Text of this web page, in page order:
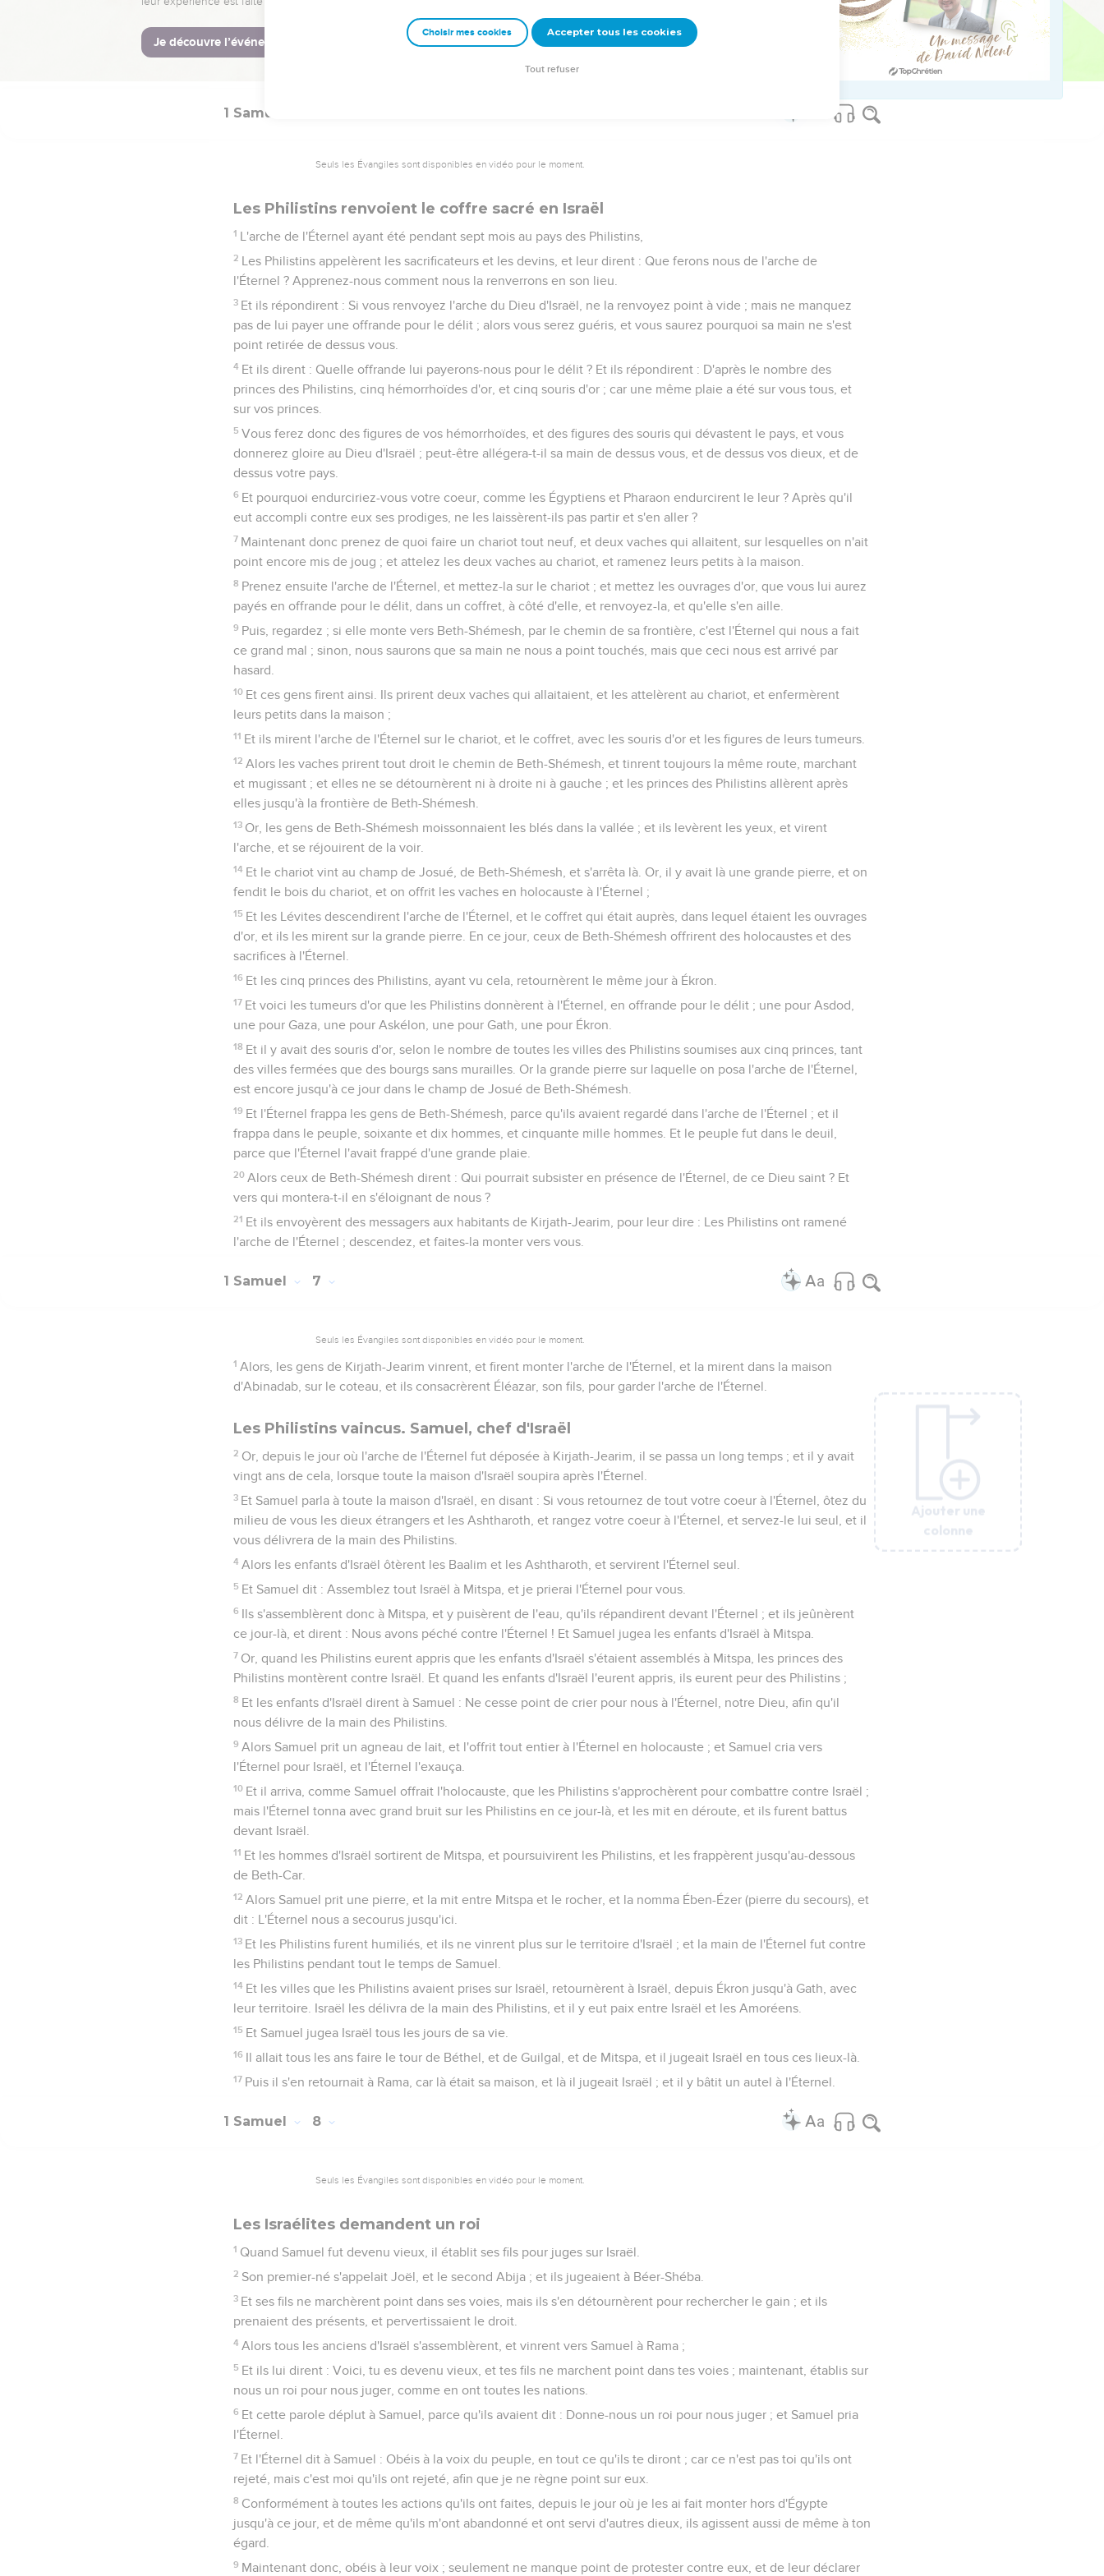
peuple. Car il y avait une terreur mortelle par toute la ville, et la main de Dieu s'y était fort appesantie.
12 Et les hommes qui ne mouraient point, étaient frappés d'hémorrhoïdes ; et le cri de la ville montait jusqu'au
Ajouter une
colonne
1 Samuel
Seuls les Évangiles sont disponibles en vidéo pour le moment.
Les Philistins renvoient le coffre sacré en Israël
1 L'arche de l'Éternel ayant été pendant sept mois au pays des Philistins,
2 Les Philistins appelèrent les sacrificateurs et les devins, et leur dirent : Que ferons nous de l'arche de
l'Éternel ? Apprenez-nous comment nous la renverrons en son lieu.
3 Et ils répondirent : Si vous renvoyez l'arche du Dieu d'Israël, ne la renvoyez point à vide ; mais ne manquez
pas de lui payer une offrande pour le délit ; alors vous serez guéris, et vous saurez pourquoi sa main ne s'est
point retirée de dessus vous.
4 Et ils dirent : Quelle offrande lui payerons-nous pour le délit ? Et ils répondirent : D'après le nombre des
princes des Philistins, cinq hémorrhoïdes d'or, et cinq souris d'or ; car une même plaie a été sur vous tous, et
sur vos princes.
5 Vous ferez donc des figures de vos hémorrhoïdes, et des figures des souris qui dévastent le pays, et vous
donnerez gloire au Dieu d'Israël ; peut-être allégera-t-il sa main de dessus vous, et de dessus vos dieux, et de
dessus votre pays.
6 Et pourquoi endurciriez-vous votre coeur, comme les Égyptiens et Pharaon endurcirent le leur ? Après qu'il
eut accompli contre eux ses prodiges, ne les laissèrent-ils pas partir et s'en aller ?
7 Maintenant donc prenez de quoi faire un chariot tout neuf, et deux vaches qui allaitent, sur lesquelles on n'ait
point encore mis de joug ; et attelez les deux vaches au chariot, et ramenez leurs petits à la maison.
8 Prenez ensuite l'arche de l'Éternel, et mettez-la sur le chariot ; et mettez les ouvrages d'or, que vous lui aurez
payés en offrande pour le délit, dans un coffret, à côté d'elle, et renvoyez-la, et qu'elle s'en aille.
9 Puis, regardez ; si elle monte vers Beth-Shémesh, par le chemin de sa frontière, c'est l'Éternel qui nous a fait
ce grand mal ; sinon, nous saurons que sa main ne nous a point touchés, mais que ceci nous est arrivé par
hasard.
10 Et ces gens firent ainsi. Ils prirent deux vaches qui allaitaient, et les attelèrent au chariot, et enfermèrent
leurs petits dans la maison ;
11 Et ils mirent l'arche de l'Éternel sur le chariot, et le coffret, avec les souris d'or et les figures de leurs tumeurs.
12 Alors les vaches prirent tout droit le chemin de Beth-Shémesh, et tinrent toujours la même route, marchant
et mugissant ; et elles ne se détournèrent ni à droite ni à gauche ; et les princes des Philistins allèrent après
elles jusqu'à la frontière de Beth-Shémesh.
13 Or, les gens de Beth-Shémesh moissonnaient les blés dans la vallée ; et ils levèrent les yeux, et virent
l'arche, et se réjouirent de la voir.
14 Et le chariot vint au champ de Josué, de Beth-Shémesh, et s'arrêta là. Or, il y avait là une grande pierre, et on
fendit le bois du chariot, et on offrit les vaches en holocauste à l'Éternel ;
15 Et les Lévites descendirent l'arche de l'Éternel, et le coffret qui était auprès, dans lequel étaient les ouvrages
d'or, et ils les mirent sur la grande pierre. En ce jour, ceux de Beth-Shémesh offrirent des holocaustes et des
sacrifices à l'Éternel.
16 Et les cinq princes des Philistins, ayant vu cela, retournèrent le même jour à Ékron.
17 Et voici les tumeurs d'or que les Philistins donnèrent à l'Éternel, en offrande pour le délit ; une pour Asdod,
une pour Gaza, une pour Askélon, une pour Gath, une pour Ékron.
18 Et il y avait des souris d'or, selon le nombre de toutes les villes des Philistins soumises aux cinq princes, tant
des villes fermées que des bourgs sans murailles. Or la grande pierre sur laquelle on posa l'arche de l'Éternel,
est encore jusqu'à ce jour dans le champ de Josué de Beth-Shémesh.
19 Et l'Éternel frappa les gens de Beth-Shémesh, parce qu'ils avaient regardé dans l'arche de l'Éternel ; et il
frappa dans le peuple, soixante et dix hommes, et cinquante mille hommes. Et le peuple fut dans le deuil,
parce que l'Éternel l'avait frappé d'une grande plaie.
20 Alors ceux de Beth-Shémesh dirent : Qui pourrait subsister en présence de l'Éternel, de ce Dieu saint ? Et
vers qui montera-t-il en s'éloignant de nous ?
21 Et ils envoyèrent des messagers aux habitants de Kirjath-Jearim, pour leur dire : Les Philistins ont ramené
l'arche de l'Éternel ; descendez, et faites-la monter vers vous.
Ajouter une
colonne
1 Samuel 7
Seuls les Évangiles sont disponibles en vidéo pour le moment.
1 Alors, les gens de Kirjath-Jearim vinrent, et firent monter l'arche de l'Éternel, et la mirent dans la maison
d'Abinadab, sur le coteau, et ils consacrèrent Éléazar, son fils, pour garder l'arche de l'Éternel.
Les Philistins vaincus. Samuel, chef d'Israël
2 Or, depuis le jour où l'arche de l'Éternel fut déposée à Kirjath-Jearim, il se passa un long temps ; et il y avait
vingt ans de cela, lorsque toute la maison d'Israël soupira après l'Éternel.
3 Et Samuel parla à toute la maison d'Israël, en disant : Si vous retournez de tout votre coeur à l'Éternel, ôtez du
milieu de vous les dieux étrangers et les Ashtharoth, et rangez votre coeur à l'Éternel, et servez-le lui seul, et il
vous délivrera de la main des Philistins.
4 Alors les enfants d'Israël ôtèrent les Baalim et les Ashtharoth, et servirent l'Éternel seul.
5 Et Samuel dit : Assemblez tout Israël à Mitspa, et je prierai l'Éternel pour vous.
6 Ils s'assemblèrent donc à Mitspa, et y puisèrent de l'eau, qu'ils répandirent devant l'Éternel ; et ils jeûnèrent
ce jour-là, et dirent : Nous avons péché contre l'Éternel ! Et Samuel jugea les enfants d'Israël à Mitspa.
7 Or, quand les Philistins eurent appris que les enfants d'Israël s'étaient assemblés à Mitspa, les princes des
Philistins montèrent contre Israël. Et quand les enfants d'Israël l'eurent appris, ils eurent peur des Philistins ;
8 Et les enfants d'Israël dirent à Samuel : Ne cesse point de crier pour nous à l'Éternel, notre Dieu, afin qu'il
nous délivre de la main des Philistins.
9 Alors Samuel prit un agneau de lait, et l'offrit tout entier à l'Éternel en holocauste ; et Samuel cria vers
l'Éternel pour Israël, et l'Éternel l'exauça.
10 Et il arriva, comme Samuel offrait l'holocauste, que les Philistins s'approchèrent pour combattre contre Israël ;
mais l'Éternel tonna avec grand bruit sur les Philistins en ce jour-là, et les mit en déroute, et ils furent battus
devant Israël.
11 Et les hommes d'Israël sortirent de Mitspa, et poursuivirent les Philistins, et les frappèrent jusqu'au-dessous
de Beth-Car.
12 Alors Samuel prit une pierre, et la mit entre Mitspa et le rocher, et la nomma Ében-Ézer (pierre du secours), et
dit : L'Éternel nous a secourus jusqu'ici.
13 Et les Philistins furent humiliés, et ils ne vinrent plus sur le territoire d'Israël ; et la main de l'Éternel fut contre
les Philistins pendant tout le temps de Samuel.
14 Et les villes que les Philistins avaient prises sur Israël, retournèrent à Israël, depuis Ékron jusqu'à Gath, avec
leur territoire. Israël les délivra de la main des Philistins, et il y eut paix entre Israël et les Amoréens.
15 Et Samuel jugea Israël tous les jours de sa vie.
16 Il allait tous les ans faire le tour de Béthel, et de Guilgal, et de Mitspa, et il jugeait Israël en tous ces lieux-là.
17 Puis il s'en retournait à Rama, car là était sa maison, et là il jugeait Israël ; et il y bâtit un autel à l'Éternel.
Ajouter une
colonne
1 Samuel 8
Seuls les Évangiles sont disponibles en vidéo pour le moment.
Les Israélites demandent un roi
1 Quand Samuel fut devenu vieux, il établit ses fils pour juges sur Israël.
2 Son premier-né s'appelait Joël, et le second Abija ; et ils jugeaient à Béer-Shéba.
3 Et ses fils ne marchèrent point dans ses voies, mais ils s'en détournèrent pour rechercher le gain ; et ils
prenaient des présents, et pervertissaient le droit.
4 Alors tous les anciens d'Israël s'assemblèrent, et vinrent vers Samuel à Rama ;
5 Et ils lui dirent : Voici, tu es devenu vieux, et tes fils ne marchent point dans tes voies ; maintenant, établis sur
nous un roi pour nous juger, comme en ont toutes les nations.
6 Et cette parole déplut à Samuel, parce qu'ils avaient dit : Donne-nous un roi pour nous juger ; et Samuel pria
l'Éternel.
7 Et l'Éternel dit à Samuel : Obéis à la voix du peuple, en tout ce qu'ils te diront ; car ce n'est pas toi qu'ils ont
rejeté, mais c'est moi qu'ils ont rejeté, afin que je ne règne point sur eux.
8 Conformément à toutes les actions qu'ils ont faites, depuis le jour où je les ai fait monter hors d'Égypte
jusqu'à ce jour, et de même qu'ils m'ont abandonné et ont servi d'autres dieux, ils agissent aussi de même à ton
égard.
9 Maintenant donc, obéis à leur voix ; seulement ne manque point de protester contre eux, et de leur déclarer
Ajouter une
colonne
Ajouter une
colonne
Ajouter une
colonne
Choisir mes cookies Accepter tous les cookies
Tout refuser